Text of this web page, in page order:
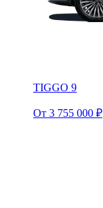
TIGGO 9
От 3 755 000 ₽